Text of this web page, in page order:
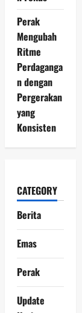
Perak
Mengubah
Ritme
Perdaganga
n dengan
Pergerakan
yang
Konsisten
CATEGORY
Berita
Emas
Perak
Update